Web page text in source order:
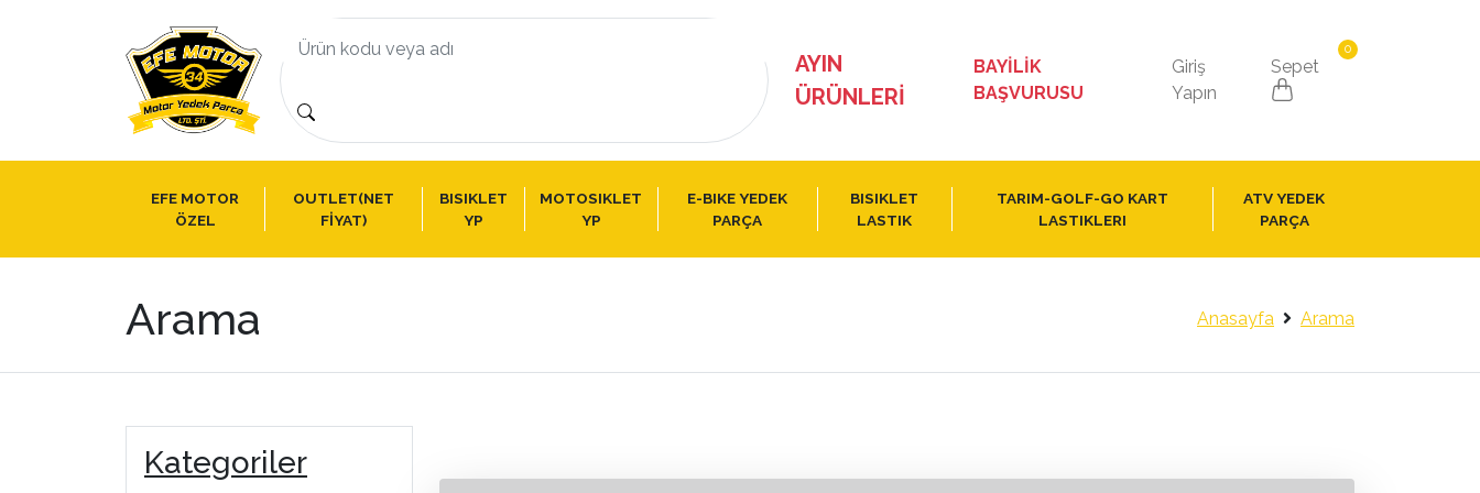
AYIN
ÜRÜNLERI
BAYİLİK
BAŞVURUSU
Giriş
Yapın
Sepet
0
EFE MOTOR
ÖZEL
OUTLET(NET
FİYAT)
BISIKLET
YP
MOTOSIKLET
YP
E-BIKE YEDEK
PARÇA
BISIKLET
LASTIK
TARIM-GOLF-GO KART
LASTIKLERI
ATV YEDEK
PARÇA
Arama Anasayfa Arama
Kategoriler